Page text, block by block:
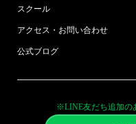
スクール
アクセス・お問い合わせ
公式ブログ
※LINE友だち追加の